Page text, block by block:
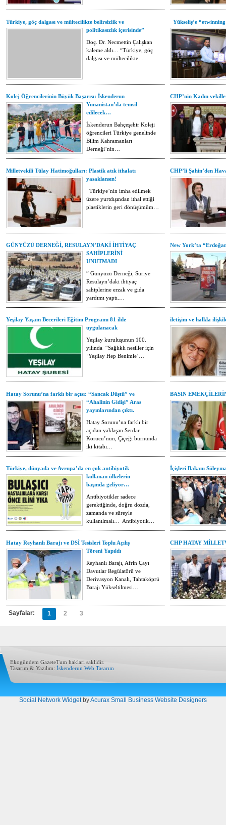
Türkiye, göç dalgası ve mültecilikte belirsizlik ve
politikasızlık içerisinde”
Doç. Dr. Necmettin Çalışkan
kaleme aldı… “Türkiye, göç
dalgası ve mültecilikte…
Yükseliş’e
Kolej Öğrencilerinin Büyük Başarısı: İskenderun
Yunanistan’da temsil
edilecek…
İskenderun Bahçeşehir Koleji
öğrencileri Türkiye genelinde
Bilim Kahramanları
Derneği’nin…
CHP’nin Kadın
Milletvekili Tülay Hatimoğulları: Plastik atık ithalatı
yasaklansın!
Türkiye’nin imha edilmek
üzere yurtdışından ithal ettiği
plastiklerin geri dönüşümüm…
CHP’li Şahin’den
GÜNYÜZÜ DERNEĞİ, RESULAYN’DAKİ İHTİYAÇ
SAHİPLERİNİ
UNUTMADI
” Günyüzü Derneği, Suriye
Resulayn’daki ihtiyaç
sahiplerine erzak ve gıda
yardımı yaptı.…
New York’ta
Yeşilay Yaşam Becerileri Eğitim Programı 81 ilde
uygulanacak
Yeşilay kuruluşunun 100.
yılında “Sağlıklı nesiller için
‘Yeşilay Hep Benimle’…
iletişim ve halkla
Hatay Sorunu’na farklı bir açısı: “Sancak Düştü” ve
“Ahalinin Gidişi” Aras
yayınlarından çıktı.
Hatay Sorunu’na farklı bir
açıdan yaklaşan Serdar
Korucu’nun, Çiçeği burnunda
iki kitabı…
BASIN
Türkiye, dünyada ve Avrupa’da en çok antibiyotik
kullanan ülkelerin
başında geliyor…
Antibiyotikler sadece
gerektiğinde, doğru dozda,
zamanda ve süreyle
kullanılmalı… Antibiyotik…
İçişleri Bakanı
Hatay Reyhanlı Barajı ve DSİ Tesisleri Toplu Açılış
Töreni Yapıldı
Reyhanlı Barajı, Afrin Çayı
Davutlar Regülatörü ve
Derivasyon Kanalı, Tahtaköprü
Barajı Yükseltilmesi…
CHP HATAY
Sayfalar: 1 2 3
Ekogündem GazeteTum haklari saklidir.
Tasarım & Yazılım: İskenderun Web Tasarım
Social Network WidgetbyAcurax Small Business Website Designers